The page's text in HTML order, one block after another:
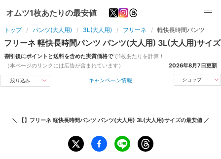
オムツ1枚あたりの最安値
トップ パンツ(大人用) 3L(大人用) フリーネ 軽快長時間パンツ
フリーネ 軽快長時間パンツ パンツ(大人用) 3L(大人用)サイズ
割引後にポイントと送料を含めた実質価格でで1枚あたりを計算！
（本ページのリンクには広告が含まれています）
2026年8月7日更新
絞り込み キャンペーン情報 ショップ
＼ 【】フリーネ 軽快長時間パンツ パンツ(大人用) 3L(大人用)サイズの最安値 ／